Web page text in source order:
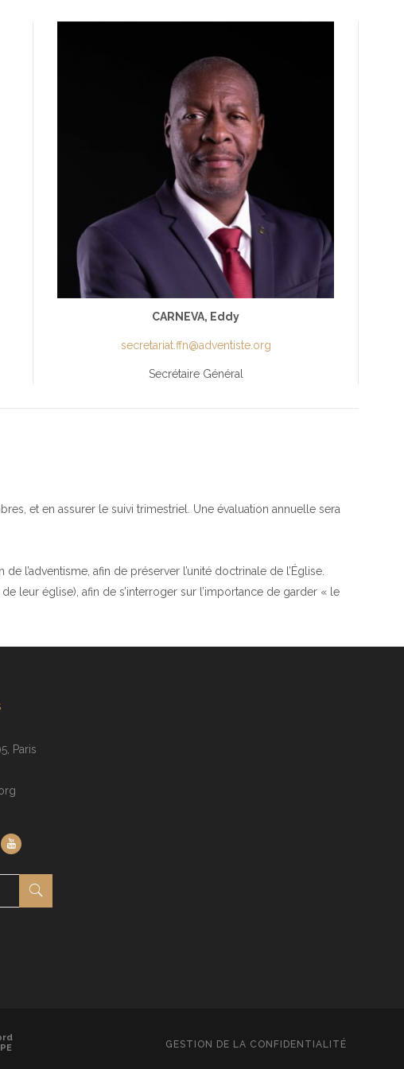
CARNEVA, Eddy
secretariat.ffn@adventiste.org
Secrétaire Général
et en assurer le suivi trimestriel. Une évaluation annuelle sera
l’adventisme, afin de préserver l’unité doctrinale de l’Église.
leur église), afin de s’interroger sur l’importance de garder « le
Paris
GESTION DE LA CONFIDENTIALITÉ